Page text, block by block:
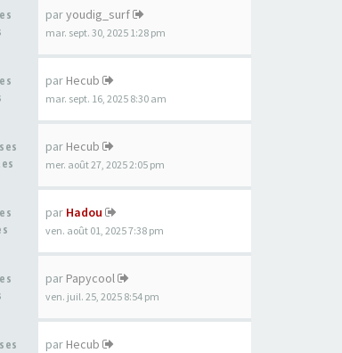
paryoudig_surf
mar. sept. 30, 2025 1:28 pm
par Hecub
mar. sept. 16, 2025 8:30 am
par Hecub
mer. août 27, 2025 2:05 pm
par Hadou
ven. août 01, 2025 7:38 pm
par Papycool
ven. juil. 25, 2025 8:54 pm
par Hecub